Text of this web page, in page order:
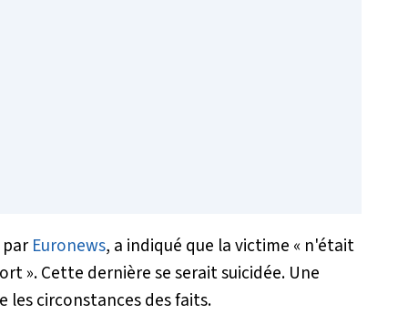
Euronews, a indiqué que la victime « n'était
». Cette dernière se serait suicidée. Une
circonstances des faits.